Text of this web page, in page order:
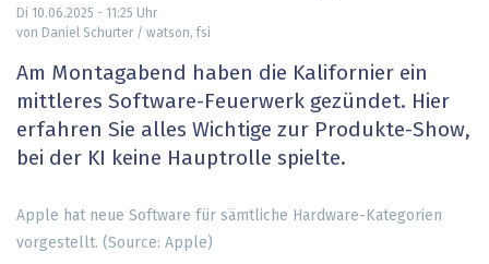
Di 10.06.2025 - 11:25 Uhr
von Daniel Schurter / watson, fsi
Am Montagabend haben die Kalifornier ein
mittleres Software-Feuerwerk gezündet. Hier
erfahren Sie alles Wichtige zur Produkte-Show,
bei der KI keine Hauptrolle spielte.
Apple hat neue Software für sämtliche Hardware-Kategorien
vorgestellt. (Source: Apple)